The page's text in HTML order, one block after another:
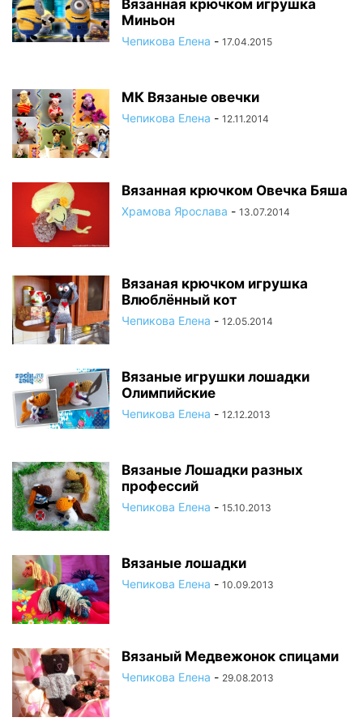
Вязанная крючком игрушка
Миньон
Чепикова Елена - 17.04.2015
МК Вязаные овечки
Чепикова Елена - 12.11.2014
Вязанная крючком Овечка Бяша
Храмова Ярослава - 13.07.2014
Вязаная крючком игрушка
Влюблённый кот
Чепикова Елена - 12.05.2014
Вязаные игрушки лошадки
Олимпийские
Чепикова Елена - 12.12.2013
Вязаные Лошадки разных
профессий
Чепикова Елена - 15.10.2013
Вязаные лошадки
Чепикова Елена - 10.09.2013
Вязаный Медвежонок спицами
Чепикова Елена - 29.08.2013